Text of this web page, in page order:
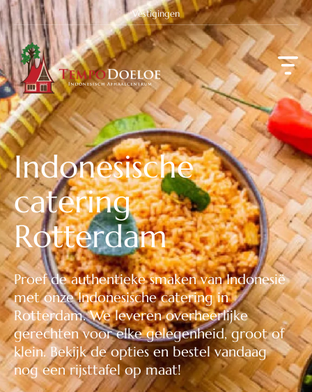
Vestigingen
Indonesische
catering
Rotterdam
Proef de authentieke smaken van Indonesië
met onze Indonesische catering in
Rotterdam. We leveren overheerlijke
gerechten voor elke gelegenheid, groot of
klein. Bekijk de opties en bestel vandaag
nog een rijsttafel op maat!